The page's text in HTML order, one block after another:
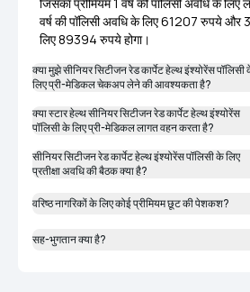
वर्ष की पॉलिसी अवधि के लिए 61207 रुपये और 3
लिए 89394 रुपये होगा।
क्या मुझे सीनियर सिटीजन रेड कार्पेट हेल्थ इंश्योरेंस पॉलिसी
लिए प्री-मेडिकल चेकअप लेने की आवश्यकता है?
क्या स्टार हेल्थ सीनियर सिटीजन रेड कार्पेट हेल्थ इंश्योरेंस
पॉलिसी के लिए प्री-मेडिकल लागत वहन करता है?
सीनियर सिटीजन रेड कार्पेट हेल्थ इंश्योरेंस पॉलिसी के लिए
प्रतीक्षा अवधि की बैठक क्या है?
वरिष्ठ नागरिकों के लिए कोई प्रीमियम छूट की पेशकश?
सह-भुगतान क्या है?